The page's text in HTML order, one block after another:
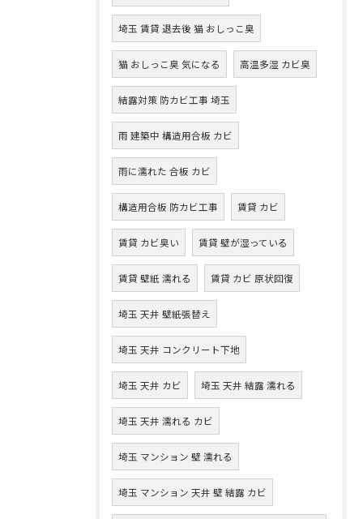
埼玉 賃貸 退去後 猫 おしっこ臭
猫 おしっこ臭 気になる 高温多湿 カビ臭
結露対策 防カビ工事 埼玉
雨 建築中 構造用合板 カビ
雨に濡れた 合板 カビ
構造用合板 防カビ工事 賃貸 カビ
賃貸 カビ臭い 賃貸 壁が湿っている
賃貸 壁紙 濡れる 賃貸 カビ 原状回復
埼玉 天井 壁紙張替え
埼玉 天井 コンクリート下地
埼玉 天井 カビ 埼玉 天井 結露 濡れる
埼玉 天井 濡れる カビ
埼玉 マンション 壁 濡れる
埼玉 マンション 天井 壁 結露 カビ